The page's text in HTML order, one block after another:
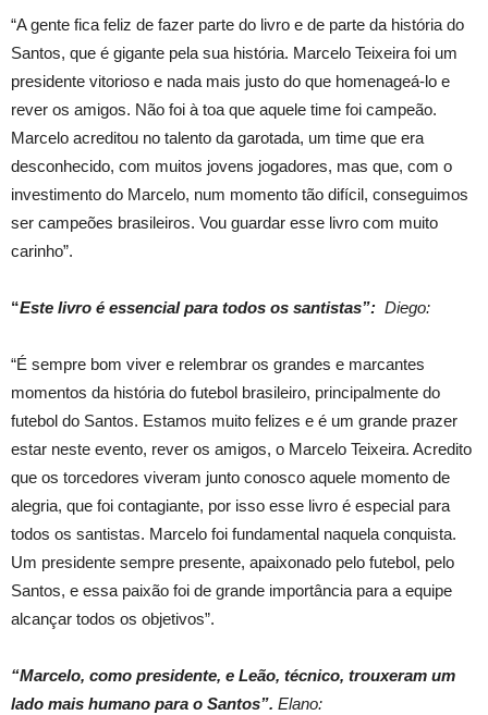
“A gente fica feliz de fazer parte do livro e de parte da história do
Santos, que é gigante pela sua história. Marcelo Teixeira foi um
presidente vitorioso e nada mais justo do que homenageá-lo e
rever os amigos. Não foi à toa que aquele time foi campeão.
Marcelo acreditou no talento da garotada, um time que era
desconhecido, com muitos jovens jogadores, mas que, com o
investimento do Marcelo, num momento tão difícil, conseguimos
ser campeões brasileiros. Vou guardar esse livro com muito
carinho”.
“Este livro é essencial para todos os santistas”: Diego:
“É sempre bom viver e relembrar os grandes e marcantes
momentos da história do futebol brasileiro, principalmente do
futebol do Santos. Estamos muito felizes e é um grande prazer
estar neste evento, rever os amigos, o Marcelo Teixeira. Acredito
que os torcedores viveram junto conosco aquele momento de
alegria, que foi contagiante, por isso esse livro é especial para
todos os santistas. Marcelo foi fundamental naquela conquista.
Um presidente sempre presente, apaixonado pelo futebol, pelo
Santos, e essa paixão foi de grande importância para a equipe
alcançar todos os objetivos”.
“Marcelo, como presidente, e Leão, técnico, trouxeram um
lado mais humano para o Santos”. Elano: